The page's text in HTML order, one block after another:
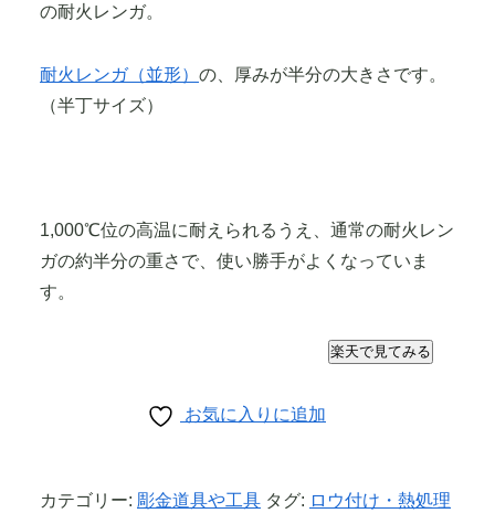
の耐火レンガ。
耐火レンガ（並形） の、厚みが半分の大きさです。
（半丁サイズ）
1,000℃位の高温に耐えられるうえ、通常の耐火レン
ガの約半分の重さで、使い勝手がよくなっていま
す。
楽天で見てみる
お気に入りに追加
カテゴリー: 彫金道具や工具 タグ: ロウ付け・熱処理